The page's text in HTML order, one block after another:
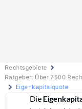
Rechtsgebiete
Ratgeber: Über 7500
Eigenkapitalquote
Die